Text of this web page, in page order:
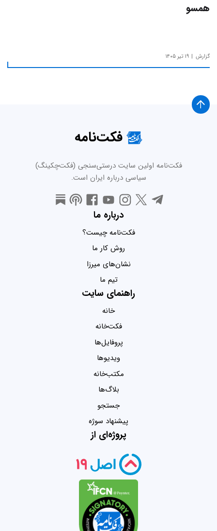
همسو
گزارش ۱۹ تیر ۱۴۰۵
فکت‌نامه
فکت‌نامه اولین سایت درستی‌سنجی (فکت‌چکینگ)
سیاسی درباره ایران است.
درباره ما
فکت‌نامه چیست؟
روش کار ما
نشان‌های میرزا
تیم ما
راهنمای سایت
خانه
فکت‌خانه
پروفایل‌ها
ویدیو‌ها
مکتب‌خانه
بلاگ‌ها
جستجو
پیشنهاد سوژه
پروژه‌ای از